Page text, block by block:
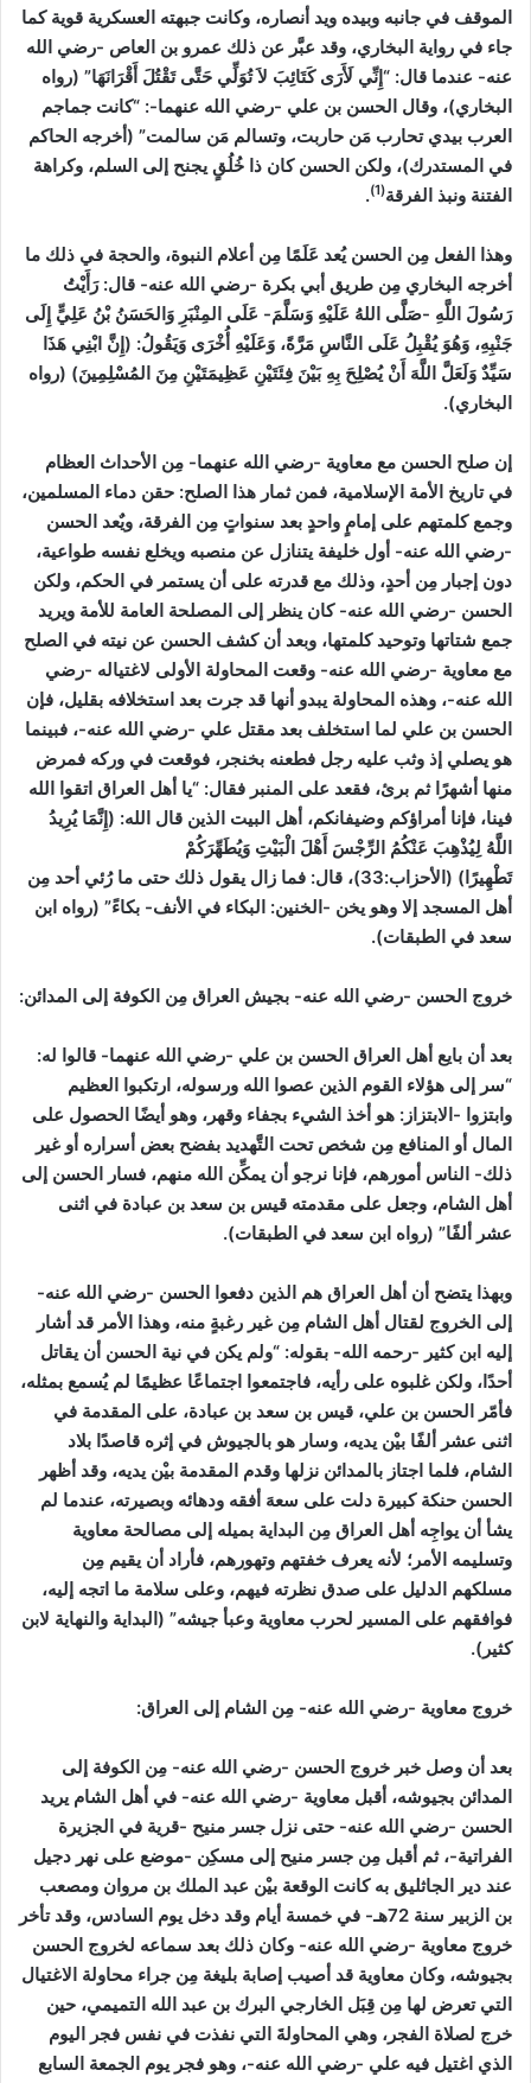
الموقف في جانبه وبيده ويد أنصاره، وكانت جبهته العسكرية قوية كما
جاء في رواية البخاري، وقد عبَّر عن ذلك عمرو بن العاص -رضي الله
عنه- عندما قال: “إِنِّي لَأَرَى كَتَائِبَ لاَ تُوَلِّي حَتَّى تَقْتُلَ أَقْرَانَهَا” (رواه
البخاري)، وقال الحسن بن علي -رضي الله عنهما-: “كانت جماجم
العرب بيدي تحارب مَن حاربت، وتسالم مَن سالمت” (أخرجه الحاكم
في المستدرك)، ولكن الحسن كان ذا خُلُقٍ يجنح إلى السلم، وكراهة
الفتنة ونبذ الفرقة(1)
.
وهذا الفعل مِن الحسن يُعد عَلَمًا مِن أعلام النبوة، والحجة في ذلك ما
أخرجه البخاري مِن طريق أبي بكرة -رضي الله عنه- قال: رَأَيْتُ
رَسُولَ اللَّهِ -صَلَّى اللهُ عَلَيْهِ وَسَلَّمَ- عَلَى المِنْبَرِ وَالحَسَنُ بْنُ عَلِيٍّ إِلَى
جَنْبِهِ، وَهُوَ يُقْبِلُ عَلَى النَّاسِ مَرَّةً، وَعَلَيْهِ أُخْرَى وَيَقُولُ: (إِنَّ ابْنِي هَذَا
سَيِّدٌ وَلَعَلَّ اللَّهَ أَنْ يُصْلِحَ بِهِ بَيْنَ فِئَتَيْنِ عَظِيمَتَيْنِ مِنَ المُسْلِمِينَ) (رواه
البخاري).
إن صلح الحسن مع معاوية -رضي الله عنهما- مِن الأحداث العظام
في تاريخ الأمة الإسلامية، فمن ثمار هذا الصلح: حقن دماء المسلمين،
وجمع كلمتهم على إمامٍ واحدٍ بعد سنواتٍ مِن الفرقة، ويٌعد الحسن
-رضي الله عنه- أول خليفة يتنازل عن منصبه ويخلع نفسه طواعية،
دون إجبار مِن أحدٍ، وذلك مع قدرته على أن يستمر في الحكم، ولكن
الحسن -رضي الله عنه- كان ينظر إلى المصلحة العامة للأمة ويريد
جمع شتاتها وتوحيد كلمتها، وبعد أن كشف الحسن عن نيته في الصلح
مع معاوية -رضي الله عنه- وقعت المحاولة الأولى لاغتياله -رضي
الله عنه-، وهذه المحاولة يبدو أنها قد جرت بعد استخلافه بقليل، فإن
الحسن بن علي لما استخلف بعد مقتل علي -رضي الله عنه-، فبينما
هو يصلي إذ وثب عليه رجل فطعنه بخنجر، فوقعت في وركه فمرض
منها أشهرًا ثم برئ، فقعد على المنبر فقال: “يا أهل العراق اتقوا الله
فينا، فإنا أمراؤكم وضيفانكم، أهل البيت الذين قال الله: (إِنَّمَا يُرِيدُ
اللَّهُ لِيُذْهِبَ عَنْكُمُ الرِّجْسَ أَهْلَ الْبَيْتِ وَيُطَهِّرَكُمْ
تَطْهِيرًا) (الأحزاب:33)
، قال: فما زال يقول ذلك حتى ما رُئي أحد مِن
أهل المسجد إلا وهو يخن -الخنين: البكاء في الأنف- بكاءً” (رواه ابن
سعد في الطبقات).
خروج الحسن -رضي الله عنه- بجيش العراق مِن الكوفة إلى المدائن:
بعد أن بايع أهل العراق الحسن بن علي -رضي الله عنهما- قالوا له:
“سر إلى هؤلاء القوم الذين عصوا الله ورسوله، ارتكبوا العظيم
وابتزوا -الابتزاز: هو أخذ الشيء بجفاء وقهر، وهو أيضًا الحصول على
المال أو المنافع مِن شخص تحت التَّهديد بفضح بعض أسراره أو غير
ذلك- الناس أمورهم، فإنا نرجو أن يمكِّن الله منهم، فسار الحسن إلى
أهل الشام، وجعل على مقدمته قيس بن سعد بن عبادة في اثنى
عشر ألفًا” (رواه ابن سعد في الطبقات).
وبهذا يتضح أن أهل العراق هم الذين دفعوا الحسن -رضي الله عنه-
إلى الخروج لقتال أهل الشام مِن غير رغبةٍ منه، وهذا الأمر قد أشار
إليه ابن كثير -رحمه الله- بقوله: “ولم يكن في نية الحسن أن يقاتل
أحدًا، ولكن غلبوه على رأيه، فاجتمعوا اجتماعًا عظيمًا لم يُسمع بمثله،
فأمّر الحسن بن علي، قيس بن سعد بن عبادة، على المقدمة في
اثنى عشر ألفًا بيْن يديه، وسار هو بالجيوش في إثره قاصدًا بلاد
الشام، فلما اجتاز بالمدائن نزلها وقدم المقدمة بيْن يديه، وقد أظهر
الحسن حنكة كبيرة دلت على سعهَ أفقه ودهائه وبصيرته، عندما لم
يشأ أن يواجِه أهل العراق مِن البداية بميله إلى مصالحة معاوية
وتسليمه الأمر؛ لأنه يعرف خفتهم وتهورهم، فأراد أن يقيم مِن
مسلكهم الدليل على صدق نظرته فيهم، وعلى سلامة ما اتجه إليه،
فوافقهم على المسير لحرب معاوية وعبأ جيشه” (البداية والنهاية لابن
كثير).
خروج معاوية -رضي الله عنه- مِن الشام إلى العراق:
بعد أن وصل خبر خروج الحسن -رضي الله عنه- مِن الكوفة إلى
المدائن بجيوشه، أقبل معاوية -رضي الله عنه- في أهل الشام يريد
الحسن -رضي الله عنه- حتى نزل جسر منيح -قرية في الجزيرة
الفراتية-، ثم أقبل مِن جسر منيح إلى مسكِن -موضع على نهر دجيل
عند دير الجاثليق به كانت الوقعة بيْن عبد الملك بن مروان ومصعب
بن الزبير سنة 72هـ- في خمسة أيام وقد دخل يوم السادس، وقد تأخر
خروج معاوية -رضي الله عنه- وكان ذلك بعد سماعه لخروج الحسن
بجيوشه، وكان معاوية قد أصيب إصابة بليغة مِن جراء محاولة الاغتيال
التي تعرض لها مِن قِبَل الخارجي البرك بن عبد الله التميمي، حين
خرج لصلاة الفجر، وهي المحاولةَ التي نفذت في نفس فجر اليوم
الذي اغتيل فيه علي -رضي الله عنه-، وهو فجر يوم الجمعة السابع